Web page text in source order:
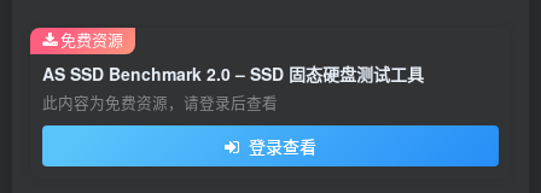
AS SSD Benchmark 2.0 – SSD 固态硬盘测试工具
此内容为免费资源，请登录后查看
登录查看
免费资源